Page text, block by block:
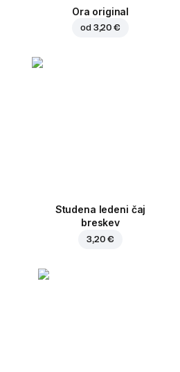
Ora original
od 3,20 €
Studena ledeni čaj
breskev
3,20 €